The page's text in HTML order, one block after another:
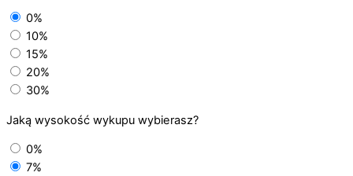
0%
10%
15%
20%
30%
Jaką wysokość wykupu wybierasz?
0%
7%